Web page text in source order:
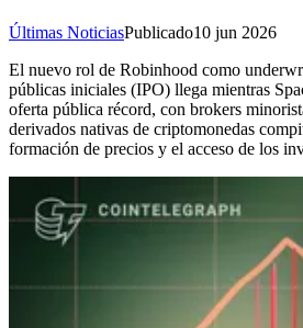
Últimas NoticiasPublicado10 jun 2026
El nuevo rol de Robinhood como
públicas iniciales (IPO) llega mientras
oferta pública récord, con brokers
derivados nativas de criptomonedas
formación de precios y el acceso de los